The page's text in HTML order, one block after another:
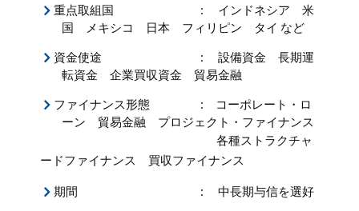
重点取組国 :
インドネシア 米
国 メキシコ 日本 フィリピン タイ など
資金使途 :
設備資金 長期運
転資金 企業買収資金 貿易金融
ファイナンス形態 :
コーポレート・ロ
ーン 貿易金融 プロジェクト・ファイナンス
各種ストラクチャ
ードファイナンス 買収ファイナンス
期間 : 中長期与信を選好